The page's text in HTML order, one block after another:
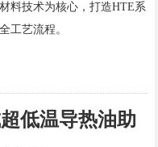
料技术为核心，打造HTE系
工艺流程。
低温导热油助